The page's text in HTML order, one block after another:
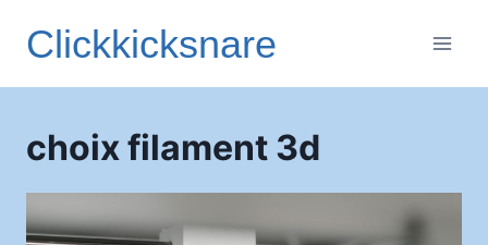
Clickkicksnare
choix filament 3d